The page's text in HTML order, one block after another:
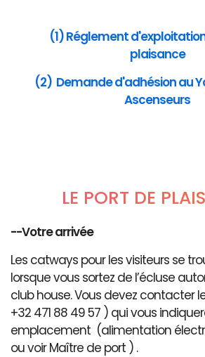
(1) Réglement
plaisance
(2) Demande d'adhésion au
Ascenseurs
LE PORT DE
--Votre arrivée
Les catways pour les visiteurs se
lorsque vous sortez de l’écluse
club house. Vous devez contacter
+32 471 88 49 57 ) qui vous
emplacement (alimentation
ou voir Maître de port ) .